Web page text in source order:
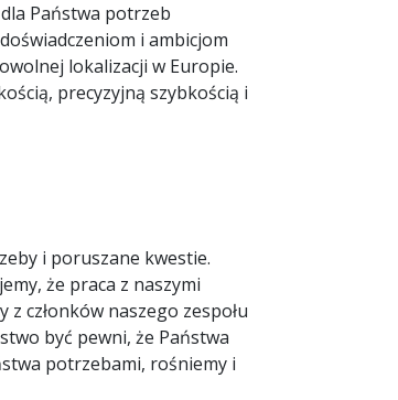
Państwa potrzeb
i ambicjom
lokalizacji w Europie.
precyzyjną szybkością i
i poruszane kwestie.
że praca z naszymi
członków naszego zespołu
być pewni, że Państwa
potrzebami, rośniemy i